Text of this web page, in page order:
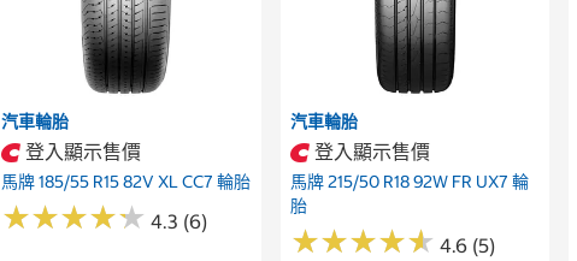
汽車輪胎
登入顯示售價
馬牌 185/55 R15 82V XL CC7 輪胎
★★★★★
★★★★★ 4.3 (6)
汽車輪胎
登入顯示售價
馬牌 215/50 R18 92W FR UX7 輪
胎
★★★★★
★★★★★ 4.6 (5)